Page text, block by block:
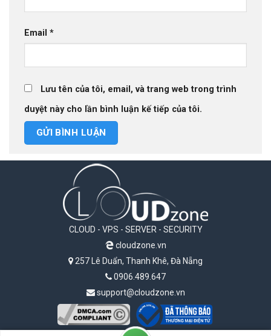
Email *
Lưu tên của tôi, email, và trang web trong trình
duyệt này cho lần bình luận kế tiếp của tôi.
CLOUD - VPS - SERVER - SECURITY
cloudzone.vn
257 Lê Duẩn, Thanh Khê, Đà Nẵng
0906.489.647
support@cloudzone.vn